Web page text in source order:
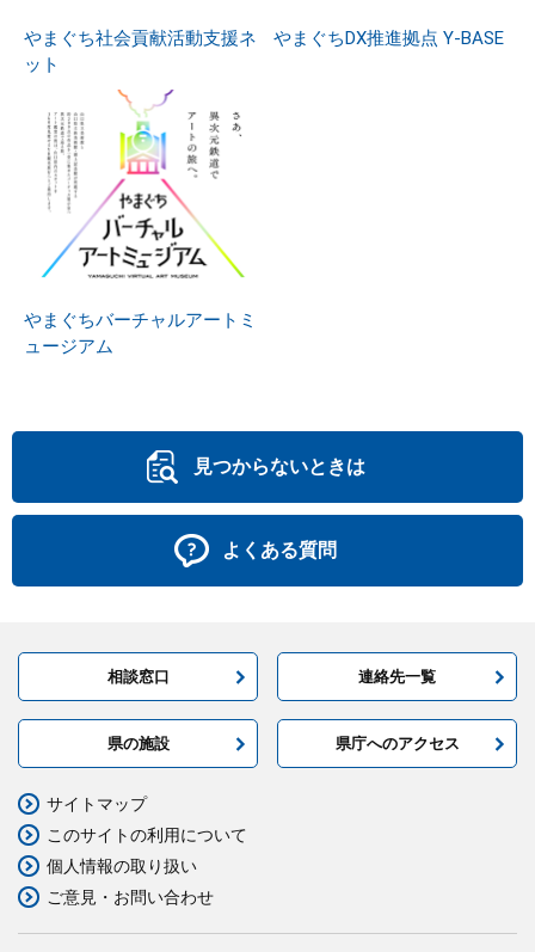
やまぐち社会貢献活動支援ネ
ット
やまぐちDX推進拠点 Y-BASE
やまぐちバーチャルアートミ
ュージアム
見つからないときは
よくある質問
相談窓口 連絡先一覧
県の施設 県庁へのアクセス
サイトマップ
このサイトの利用について
個人情報の取り扱い
ご意見・お問い合わせ